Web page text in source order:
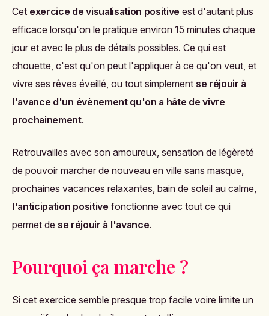
Cet exercice de visualisation positive est d'autant plus
efficace lorsqu'on le pratique environ 15 minutes chaque
jour et avec le plus de détails possibles. Ce qui est
chouette, c'est qu'on peut l'appliquer à ce qu'on veut, et
vivre ses rêves éveillé, ou tout simplement se réjouir à
l'avance d'un évènement qu'on a hâte de vivre
prochainement.
Retrouvailles avec son amoureux, sensation de légèreté
de pouvoir marcher de nouveau en ville sans masque,
prochaines vacances relaxantes, bain de soleil au calme,
l'anticipation positive fonctionne avec tout ce qui
permet de se réjouir à l'avance.
Pourquoi ça marche ?
Si cet exercice semble presque trop facile voire limite un